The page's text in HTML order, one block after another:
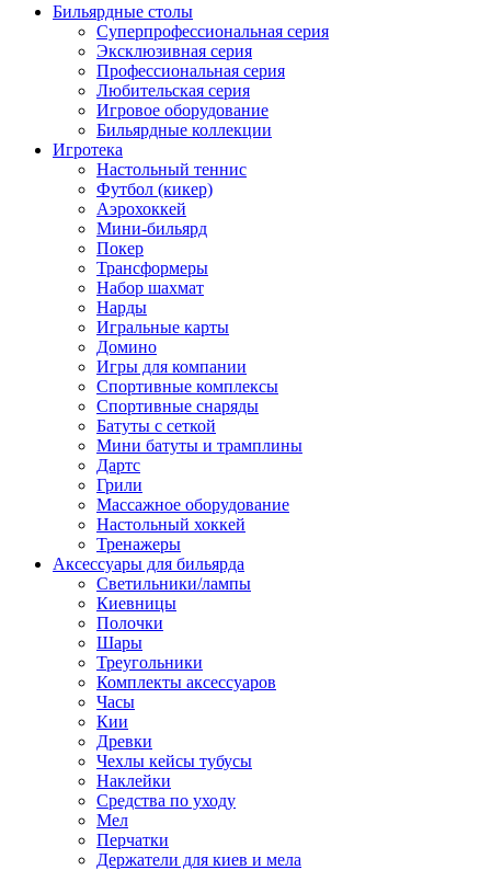
Бильярдные столы
Суперпрофессиональная серия
Эксклюзивная серия
Профессиональная серия
Любительская серия
Игровое оборудование
Бильярдные коллекции
Игротека
Настольный теннис
Футбол (кикер)
Аэрохоккей
Мини-бильярд
Покер
Трансформеры
Набор шахмат
Нарды
Игральные карты
Домино
Игры для компании
Спортивные комплексы
Спортивные снаряды
Батуты с сеткой
Мини батуты и трамплины
Дартс
Грили
Массажное оборудование
Настольный хоккей
Тренажеры
Аксессуары для бильярда
Светильники/лампы
Киевницы
Полочки
Шары
Треугольники
Комплекты аксессуаров
Часы
Кии
Древки
Чехлы кейсы тубусы
Наклейки
Средства по уходу
Мел
Перчатки
Держатели для киев и мела